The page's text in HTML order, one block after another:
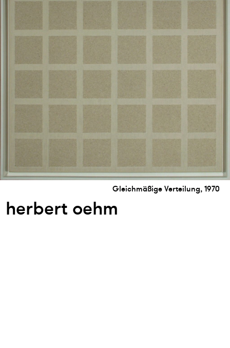
Gleichmäßige Verteilung, 1970
herbert oehm